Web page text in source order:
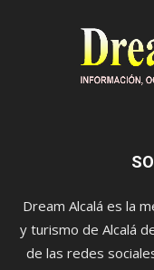
Dream Alcalá es la
y turismo de Alcalá
de las redes